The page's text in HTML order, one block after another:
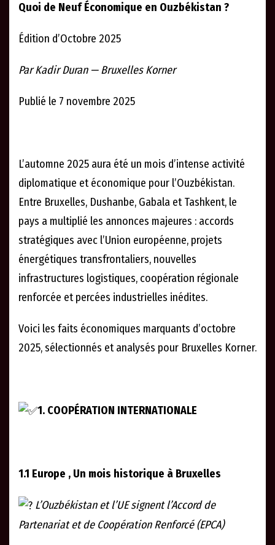
Quoi de Neuf Économique en Ouzbékistan ?
Édition d’Octobre 2025
Par Kadir Duran — Bruxelles Korner
Publié le 7 novembre 2025
L’automne 2025 aura été un mois d’intense activité
diplomatique et économique pour l’Ouzbékistan.
Entre Bruxelles, Dushanbe, Gabala et Tashkent, le
pays a multiplié les annonces majeures : accords
stratégiques avec l’Union européenne, projets
énergétiques transfrontaliers, nouvelles
infrastructures logistiques, coopération régionale
renforcée et percées industrielles inédites.
Voici les faits économiques marquants d’octobre
2025, sélectionnés et analysés pour Bruxelles Korner.
1. COOPÉRATION INTERNATIONALE
1.1 Europe , Un mois historique à Bruxelles
L’Ouzbékistan et l’UE signent l’Accord de
Partenariat et de Coopération Renforcé (EPCA)